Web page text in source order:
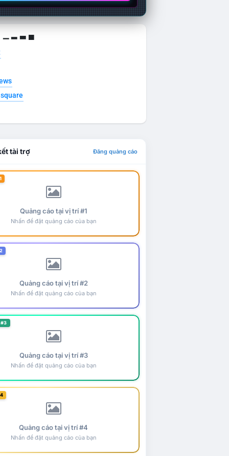
▁ ▂ ▃ ▄
tài trợ Đăng quảng cáo
Quảng cáo tại vị trí #1
Nhấn để đặt quảng cáo của bạn
Quảng cáo tại vị trí #2
Nhấn để đặt quảng cáo của bạn
Quảng cáo tại vị trí #3
Nhấn để đặt quảng cáo của bạn
Quảng cáo tại vị trí #4
Nhấn để đặt quảng cáo của bạn